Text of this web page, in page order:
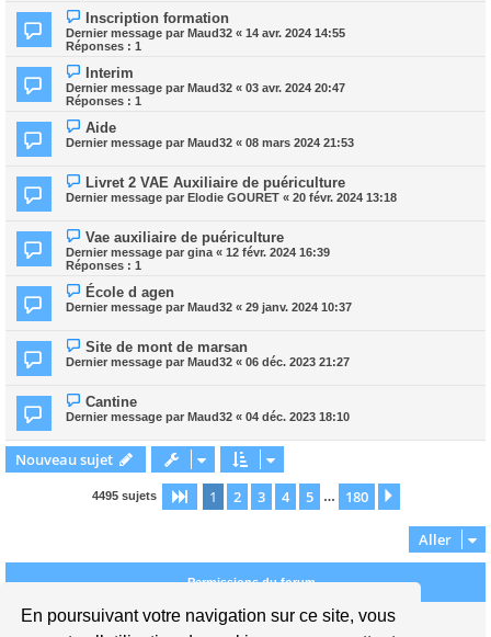
En poursuivant votre navigation sur ce site, vous
Inscription formation
Dernier message par Maud32 « 14 avr. 2024 14:55
Réponses : 1
Interim
Dernier message par Maud32 « 03 avr. 2024 20:47
Réponses : 1
Aide
Dernier message par Maud32 « 08 mars 2024 21:53
Livret 2 VAE Auxiliaire de puériculture
Dernier message par Elodie GOURET « 20 févr. 2024 13:18
Vae auxiliaire de puériculture
Dernier message par gina « 12 févr. 2024 16:39
Réponses : 1
École d agen
Dernier message par Maud32 « 29 janv. 2024 10:37
Site de mont de marsan
Dernier message par Maud32 « 06 déc. 2023 21:27
Cantine
Dernier message par Maud32 « 04 déc. 2023 18:10
Nouveau sujet
4495 sujets Page 1sur180
1 2 3 4 5 … 180
Aller
Permissions du forum
Vous ne pouvez paspublier de nouveaux sujets dans ce forum